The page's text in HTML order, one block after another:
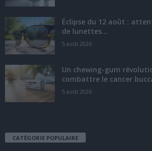
Éclipse du 12 août :
de lunettes...
5 août 2026
Un chewing-gum
combattre le cancer
5 août 2026
CATÉGORIE POPULAIRE